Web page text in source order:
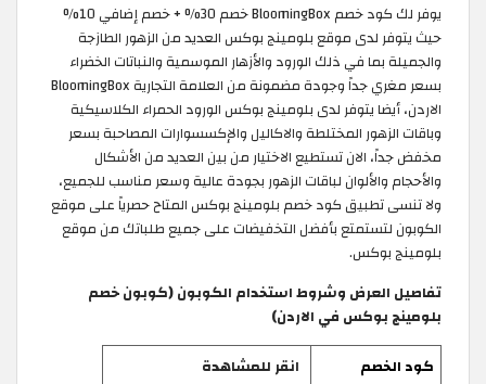
يوفر لك كود خصم BloomingBox خصم 30% + خصم إضافي 10%
حيث يتوفر لدى موقع بلومينج بوكس العديد من الزهور الطازجة
والجميلة بما في ذلك الورود والأزهار الموسمية والنباتات الخضراء
بسعر مغري جداً وجودة مضمونة من العلامة التجارية BloomingBox
الاردن، أيضا يتوفر لدى بلومينج بوكس الورود الحمراء الكلاسيكية
وباقات الزهور المختلطة والاكاليل والإكسسوارات المصاحبة بسعر
مخفض جداً، الان تستطيع الاختيار من بين العديد من الأشكال
والأحجام والألوان لباقات الزهور بجودة عالية وسعر مناسب للجميع،
ولا تنسى تطبيق كود خصم بلومينج بوكس المتاح حصرياً على موقع
الكوبون لتستمتع بأفضل التخفيضات على جميع طلباتك من موقع
بلومينج بوكس.
تفاصيل العرض وشروط استخدام الكوبون (كوبون خصم
بلومينج بوكس في الاردن)
كود الخصم
انقر للمشاهدة